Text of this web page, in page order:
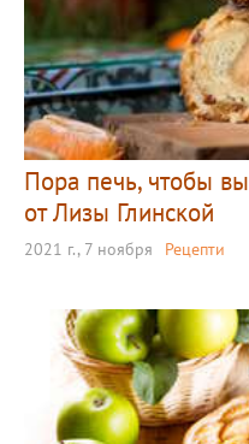
Пора печь, чтобы
от Лизы Глинской
2021 г., 7 ноября Рецепти